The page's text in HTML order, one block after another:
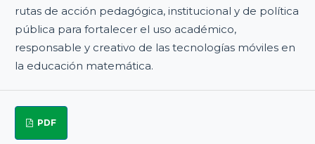
rutas de acción pedagógica, institucional y de política
pública para fortalecer el uso académico,
responsable y creativo de las tecnologías móviles en
la educación matemática.
PDF